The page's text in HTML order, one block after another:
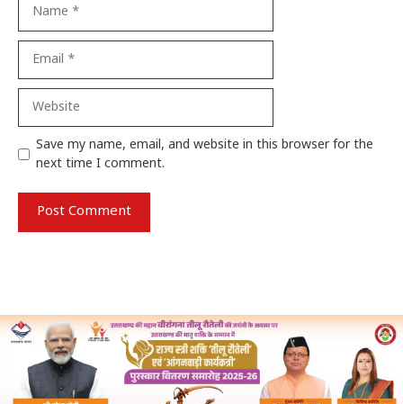
Save my name, email, and website in this browser for the
next time I comment.